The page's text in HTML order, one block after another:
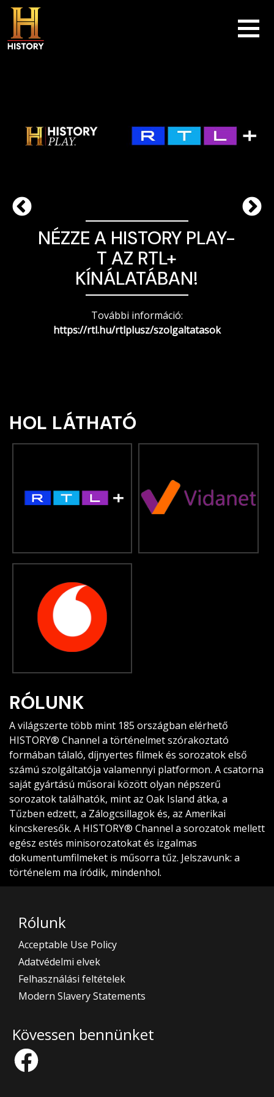
Skip to main content
NÉZZE A HISTORY PLAY-
T AZ RTL+
KÍNÁLATÁBAN!
További információ:
https://rtl.hu/rtlplusz/szolgaltatasok
HOL LÁTHATÓ
RÓLUNK
A világszerte több mint 185 országban elérhető
HISTORY® Channel a történelmet szórakoztató
formában tálaló, díjnyertes filmek és sorozatok első
számú szolgáltatója valamennyi platformon. A csatorna
saját gyártású műsorai között olyan népszerű
sorozatok találhatók, mint az Oak Island átka, a
Tűzben edzett, a Zálogcsillagok és, az Amerikai
kincskeresők. A HISTORY® Channel a sorozatok mellett
egész estés minisorozatokat és izgalmas
dokumentumfilmeket is műsorra tűz. Jelszavunk: a
történelem ma íródik, mindenhol.
Rólunk
Acceptable Use Policy
Adatvédelmi elvek
Felhasználási feltételek
Modern Slavery Statements
Kövessen bennünket